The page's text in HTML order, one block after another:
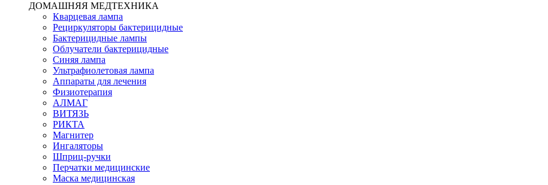
ДОМАШНЯЯ МЕДТЕХНИКА
Кварцевая лампа
Рециркуляторы бактерицидные
Бактерицидные лампы
Облучатели бактерицидные
Синяя лампа
Ультрафиолетовая лампа
Аппараты для лечения
Физиотерапия
АЛМАГ
ВИТЯЗЬ
РИКТА
Магнитер
Ингаляторы
Шприц-ручки
Перчатки медицинские
Маска медицинская